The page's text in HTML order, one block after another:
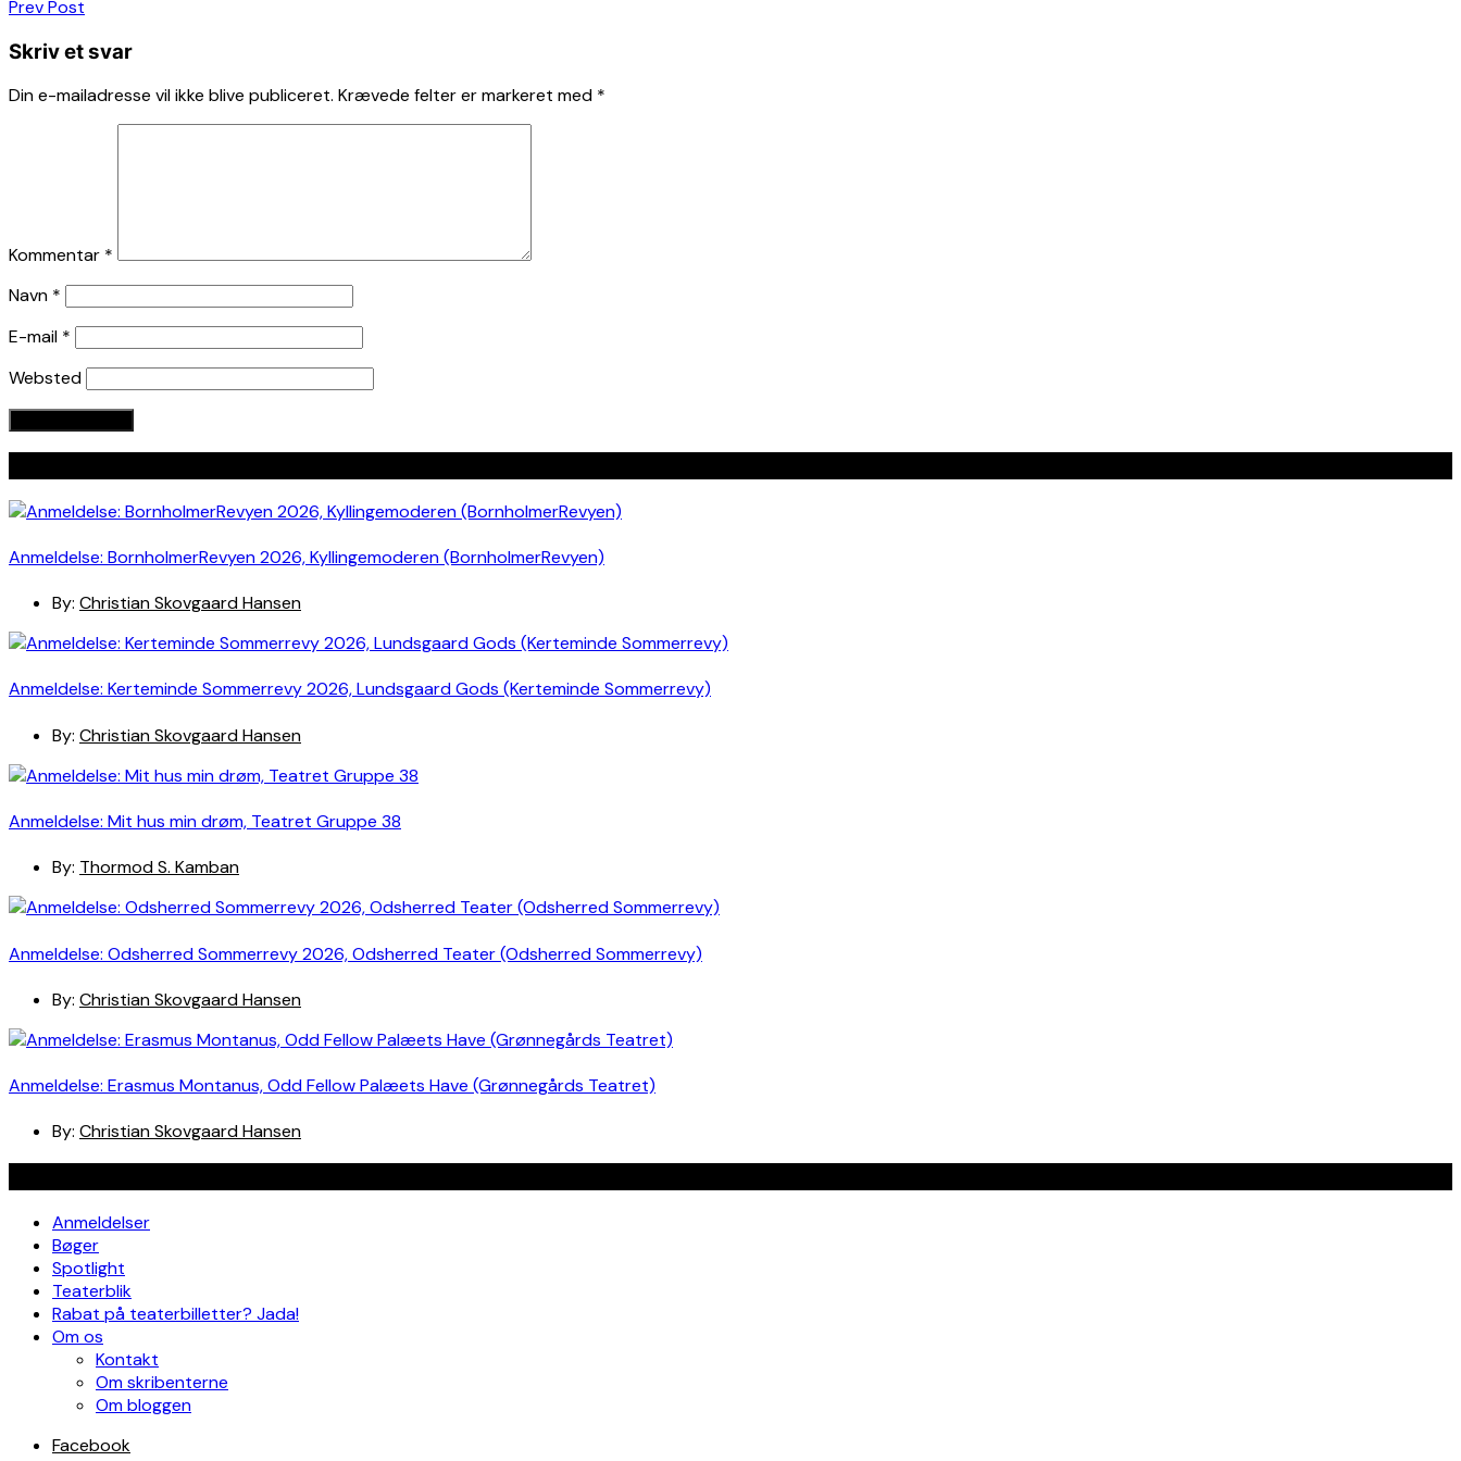
Indlægsnavigation
Prev Post
Skriv et svar
Din e-mailadresse vil ikke blive publiceret. Krævede felter er markeret med *
Kommentar *
Navn *
E-mail *
Websted
Anmeldelse: BornholmerRevyen 2026, Kyllingemoderen (BornholmerRevyen)
By: Christian Skovgaard Hansen
Anmeldelse: Kerteminde Sommerrevy 2026, Lundsgaard Gods (Kerteminde Sommerrevy)
By: Christian Skovgaard Hansen
Anmeldelse: Mit hus min drøm, Teatret Gruppe 38
By: Thormod S. Kamban
Anmeldelse: Odsherred Sommerrevy 2026, Odsherred Teater (Odsherred Sommerrevy)
By: Christian Skovgaard Hansen
Anmeldelse: Erasmus Montanus, Odd Fellow Palæets Have (Grønnegårds Teatret)
By: Christian Skovgaard Hansen
Anmeldelser
Bøger
Spotlight
Teaterblik
Rabat på teaterbilletter? Jada!
Om os
Kontakt
Om skribenterne
Om bloggen
Facebook